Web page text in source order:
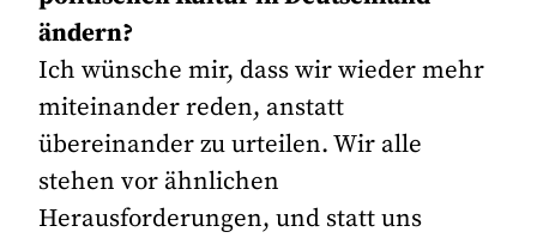
ändern?
Ich wünsche mir, dass wir wieder mehr
miteinander reden, anstatt
übereinander zu urteilen. Wir alle
stehen vor ähnlichen
Herausforderungen, und statt uns